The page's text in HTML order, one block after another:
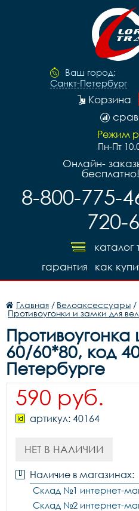
Ваш город:
Санкт-Петербург
Корзина
Режим
Пн-Пт
Онлайн-
8-800-775-
720-
каталог
как
гарантия
Главная / Велоаксессуары /
Противоугонки и замки для
60/60*80, код
Петербурге
590 руб.
артикул: 40164
НЕТ В НАЛИЧИИ
Наличие в магазинах:
Склад №1 интернет-
Склад №2 интернет-